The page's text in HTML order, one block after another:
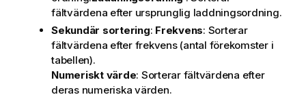
fältvärdena efter ursprunglig laddningsordning.
Sekundär sortering: Frekvens: Sorterar
fältvärdena efter frekvens (antal förekomster i
tabellen).
Numeriskt värde: Sorterar fältvärdena efter
deras numeriska värden.